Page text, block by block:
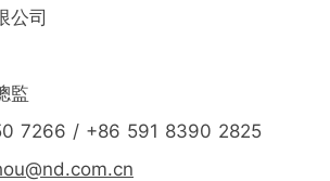
公司
監
7266 / +86 591 8390 2825